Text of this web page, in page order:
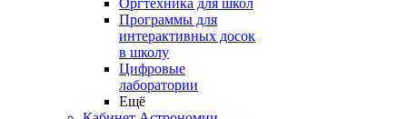
Оргтехника для школ
Программы для
интерактивных досок
в школу
Цифровые
лаборатории
Ещё